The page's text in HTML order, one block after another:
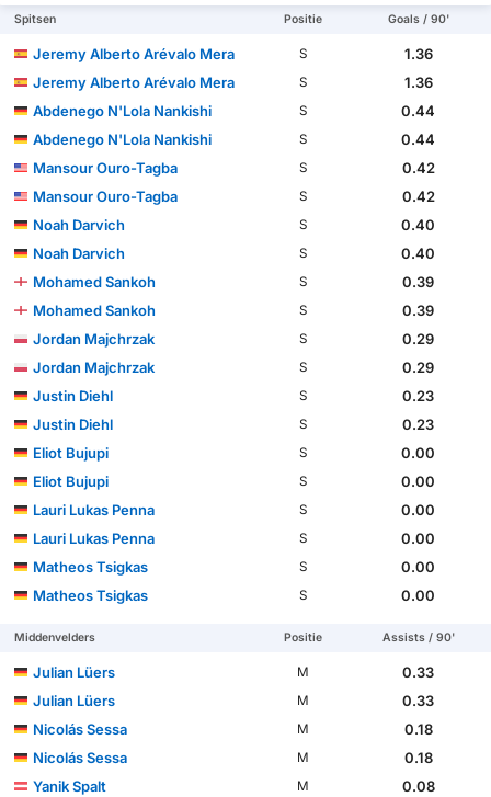
Spitsen Positie Goals / 90'
Jeremy Alberto Arévalo Mera S
1.36
Jeremy Alberto Arévalo Mera
S
1.36
Abdenego N'Lola Nankishi
S
0.44
Abdenego N'Lola Nankishi
S
0.44
Mansour Ouro-Tagba
S
0.42
Mansour Ouro-Tagba
S
0.42
Noah Darvich
S
0.40
Noah Darvich
S
0.40
Mohamed Sankoh
S
0.39
Mohamed Sankoh
S
0.39
Jordan Majchrzak
S
0.29
Jordan Majchrzak
S
0.29
Justin Diehl
S
0.23
Justin Diehl
S
0.23
Eliot Bujupi
S
0.00
Eliot Bujupi
S
0.00
Lauri Lukas Penna
S
0.00
Lauri Lukas Penna
S
0.00
Matheos Tsigkas
S
0.00
Matheos Tsigkas
S 0.00
Middenvelders Positie Assists / 90'
Julian Lüers M
0.33
Julian Lüers
M
0.33
Nicolás Sessa
M
0.18
Nicolás Sessa
M
0.18
Yanik Spalt
M
0.08